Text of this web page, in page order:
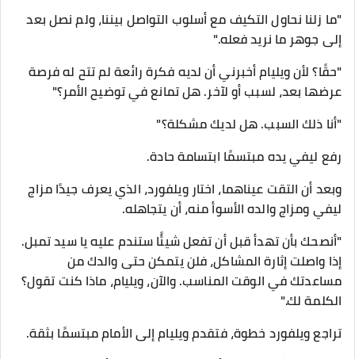
"ما زلنا نحاول التكيف مع أسلوب التواصل بيننا، ولم نصل بعد
إلى جوهر ما نريد فعله."
"حقًا؟ لأن ويليام أخبرني أن لديه فكرة رائعة لم تتح له فرصة
عرضها بعد، لسبب أو لآخر. هل تمانع في توضيح الأمر؟"
"أنا ذلك السبب. هل لديك مشكلة؟"
رفع ليفي يده مبتسمًا ابتسامة حادة.
وبعد أن التقت عيناهما، اختار ويلفورد، الذي يعرف جيدًا مزاج
ليفي ومزاج والده الأسوأ منه، أن يتجاهله.
"أنصحك بأن تهدأ قبل أن تفعل شيئًا ستندم عليه يا سيد تمبل.
إذا واصلت إثارة المشاكل، فلن يتمكن حتى والدك من
مساعدتك في الوقت المناسب. والآن، ويليام، ماذا كنت تقول؟
الكلمة لك."
تراجع ويلفورد خطوة، فتقدم ويليام إلى الأمام مبتسمًا بثقة.